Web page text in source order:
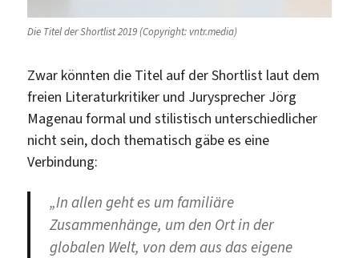
Die Titel der Shortlist 2019 (Copyright: vntr.media)
Zwar könnten die Titel auf der Shortlist laut dem
freien Literaturkritiker und Jurysprecher Jörg
Magenau formal und stilistisch unterschiedlicher
nicht sein, doch thematisch gäbe es eine
Verbindung:
„In allen geht es um familiäre
Zusammenhänge, um den Ort in der
globalen Welt, von dem aus das eigene